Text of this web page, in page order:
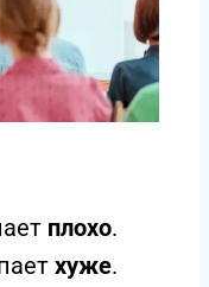
плохо.
хуже.